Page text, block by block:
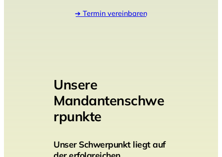
➔ Termin vereinbaren
Unsere
Mandantenschwe
rpunkte
Unser Schwerpunkt liegt auf